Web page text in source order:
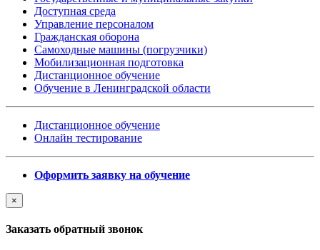
Доступная среда
Управление персоналом
Гражданская оборона
Самоходные машины (погрузчики)
Мобилизационная подготовка
Дистанционное обучение
Обучение в Ленинградской области
Дистанционное обучение
Онлайн тестирование
Оформить заявку на обучение
×
Заказать обратный звонок